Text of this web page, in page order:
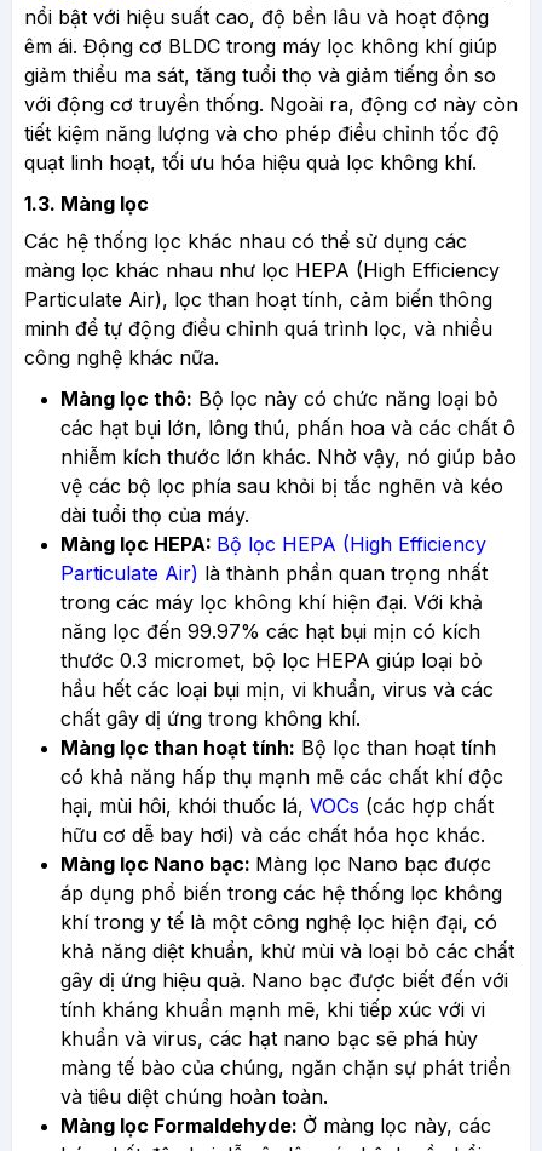
nổi bật với hiệu suất cao, độ bền lâu và hoạt động
êm ái. Động cơ BLDC trong máy lọc không khí giúp
giảm thiểu ma sát, tăng tuổi thọ và giảm tiếng ồn so
với động cơ truyền thống. Ngoài ra, động cơ này còn
tiết kiệm năng lượng và cho phép điều chỉnh tốc độ
quạt linh hoạt, tối ưu hóa hiệu quả lọc không khí.
1.3. Màng lọc
Các hệ thống lọc khác nhau có thể sử dụng các
màng lọc khác nhau như lọc HEPA (High Efficiency
Particulate Air), lọc than hoạt tính, cảm biến thông
minh để tự động điều chỉnh quá trình lọc, và nhiều
công nghệ khác nữa.
Màng lọc thô: Bộ lọc này có chức năng loại bỏ
các hạt bụi lớn, lông thú, phấn hoa và các chất ô
nhiễm kích thước lớn khác. Nhờ vậy, nó giúp bảo
vệ các bộ lọc phía sau khỏi bị tắc nghẽn và kéo
dài tuổi thọ của máy.
Màng lọc HEPA: Bộ lọc HEPA (High Efficiency
Particulate Air) là thành phần quan trọng nhất
trong các máy lọc không khí hiện đại. Với khả
năng lọc đến 99.97% các hạt bụi mịn có kích
thước 0.3 micromet, bộ lọc HEPA giúp loại bỏ
hầu hết các loại bụi mịn, vi khuẩn, virus và các
chất gây dị ứng trong không khí.
Màng lọc than hoạt tính: Bộ lọc than hoạt tính
có khả năng hấp thụ mạnh mẽ các chất khí độc
hại, mùi hôi, khói thuốc lá, VOCs (các hợp chất
hữu cơ dễ bay hơi) và các chất hóa học khác.
Màng lọc Nano bạc: Màng lọc Nano bạc được
áp dụng phổ biến trong các hệ thống lọc không
khí trong y tế là một công nghệ lọc hiện đại, có
khả năng diệt khuẩn, khử mùi và loại bỏ các chất
gây dị ứng hiệu quả. Nano bạc được biết đến với
tính kháng khuẩn mạnh mẽ, khi tiếp xúc với vi
khuẩn và virus, các hạt nano bạc sẽ phá hủy
màng tế bào của chúng, ngăn chặn sự phát triển
và tiêu diệt chúng hoàn toàn.
Màng lọc Formaldehyde: Ở màng lọc này, các